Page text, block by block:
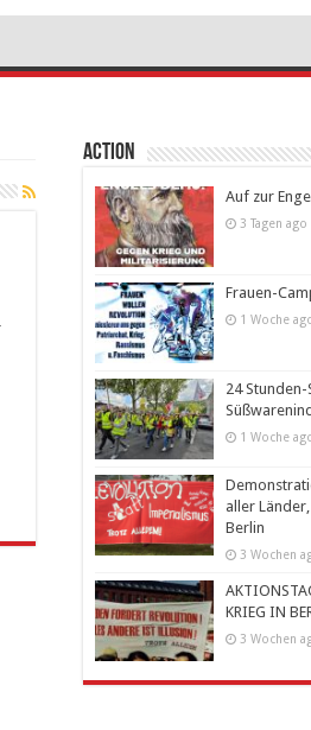
Action
Auf zur
3 Tagen ago
Frauen-
1 Woche
24
1 Woche
aller
Berlin
3 Wochen
KRIEG IN
3 Wochen